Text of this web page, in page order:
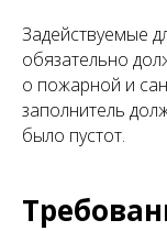
Задействуемые
обязательно
о пожарной и
заполнитель
было пустот.